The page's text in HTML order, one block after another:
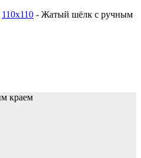
110x110 - Жатый шёлк с ручным